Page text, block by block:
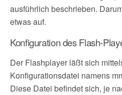
ausführlich beschrieben.
etwas auf.
Konfiguration des Flash-
Der Flashplayer läßt sich
Konfigurationsdatei namens
Diese Datei befindet sich, je